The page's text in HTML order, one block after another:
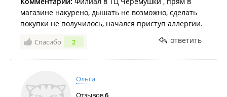
магазине накурено, дышать не возможно, сделать
покупки не получилось, начался приступ аллергии.
Спасибо 2 ответить
Ольга
Отзывов6